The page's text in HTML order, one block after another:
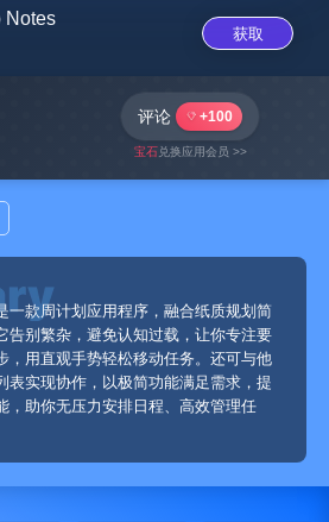
Notes
获取
评论 +100
宝石兑换应用会员 >>
一款周计划应用程序，融合纸质规划简
告别繁杂，避免认知过载，让你专注要
，用直观手势轻松移动任务。还可与他
表实现协作，以极简功能满足需求，提
，助你无压力安排日程、高效管理任